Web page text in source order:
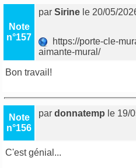
Note
n°157
parSirine le 20/05/
https://porte-cle-
aimante-mural/
Bon travail!
Note
n°156
pardonnatemp le 19/
C'est génial...